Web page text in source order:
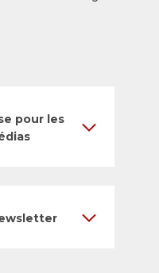
pour les